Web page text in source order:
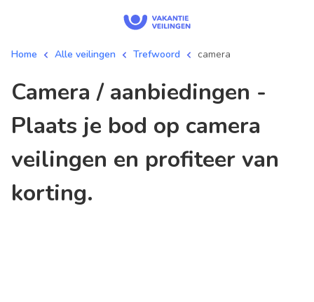
Home Alle veilingen Trefwoord camera
camera / aanbiedingen -
Plaats je bod op camera
veilingen en profiteer van
korting.